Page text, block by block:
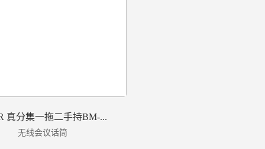
真分集一拖二手持BM-...
无线会议话筒